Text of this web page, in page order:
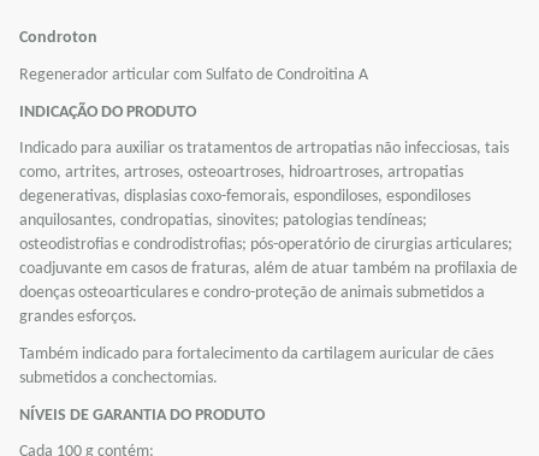
Condroton
Regenerador articular com Sulfato de Condroitina A
INDICAÇÃO DO PRODUTO
Indicado para auxiliar os tratamentos de artropatias não infecciosas, tais
como, artrites, artroses, osteoartroses, hidroartroses, artropatias
degenerativas, displasias coxo-femorais, espondiloses, espondiloses
anquilosantes, condropatias, sinovites; patologias tendíneas;
osteodistrofias e condrodistrofias; pós-operatório de cirurgias articulares;
coadjuvante em casos de fraturas, além de atuar também na profilaxia de
doenças osteoarticulares e condro-proteção de animais submetidos a
grandes esforços.
Também indicado para fortalecimento da cartilagem auricular de cães
submetidos a conchectomias.
NÍVEIS DE GARANTIA DO PRODUTO
Cada 100 g contém: